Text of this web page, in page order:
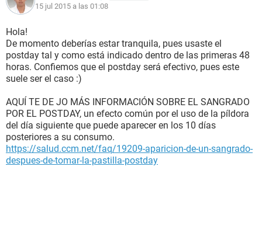
15 jul 2015 a las 01:08
Hola!
De momento deberías estar tranquila, pues usaste el
postday tal y como está indicado dentro de las primeras 48
horas. Confiemos que el postday será efectivo, pues este
suele ser el caso :)
AQUÍ TE DE JO MÁS INFORMACIÓN SOBRE EL SANGRADO
POR EL POSTDAY, un efecto común por el uso de la píldora
del día siguiente que puede aparecer en los 10 días
posteriores a su consumo.
https://salud.ccm.net/faq/19209-aparicion-de-un-sangrado-
despues-de-tomar-la-pastilla-postday